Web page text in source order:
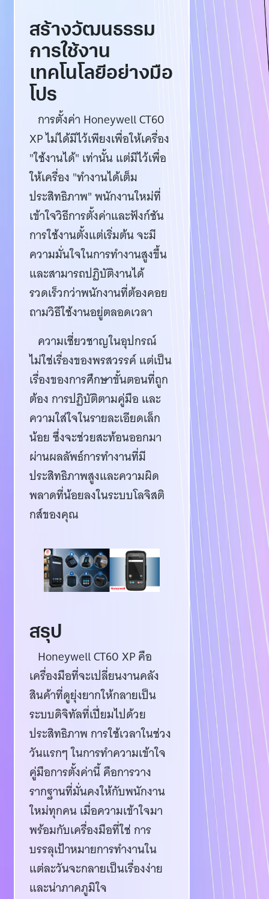
สร้างวัฒนธรรม
การใช้งาน
เทคโนโลยีอย่างมือ
โปร
การตั้งค่า Honeywell CT60
XP ไม่ได้มีไว้เพียงเพื่อให้เครื่อง
"ใช้งานได้" เท่านั้น แต่มีไว้เพื่อ
ให้เครื่อง "ทำงานได้เต็ม
ประสิทธิภาพ" พนักงานใหม่ที่
เข้าใจวิธีการตั้งค่าและฟังก์ชัน
การใช้งานตั้งแต่เริ่มต้น จะมี
ความมั่นใจในการทำงานสูงขึ้น
และสามารถปฏิบัติงานได้
รวดเร็วกว่าพนักงานที่ต้องคอย
ถามวิธีใช้งานอยู่ตลอดเวลา
ความเชี่ยวชาญในอุปกรณ์
ไม่ใช่เรื่องของพรสวรรค์ แต่เป็น
เรื่องของการศึกษาขั้นตอนที่ถูก
ต้อง การปฏิบัติตามคู่มือ และ
ความใส่ใจในรายละเอียดเล็ก
น้อย ซึ่งจะช่วยสะท้อนออกมา
ผ่านผลลัพธ์การทำงานที่มี
ประสิทธิภาพสูงและความผิด
พลาดที่น้อยลงในระบบโลจิสติ
กส์ของคุณ
สรุป
Honeywell CT60 XP คือ
เครื่องมือที่จะเปลี่ยนงานคลัง
สินค้าที่ดูยุ่งยากให้กลายเป็น
ระบบดิจิทัลที่เปี่ยมไปด้วย
ประสิทธิภาพ การใช้เวลาในช่วง
วันแรกๆ ในการทำความเข้าใจ
คู่มือการตั้งค่านี้ คือการวาง
รากฐานที่มั่นคงให้กับพนักงาน
ใหม่ทุกคน เมื่อความเข้าใจมา
พร้อมกับเครื่องมือที่ใช่ การ
บรรลุเป้าหมายการทำงานใน
แต่ละวันจะกลายเป็นเรื่องง่าย
และน่าภาคภูมิใจ